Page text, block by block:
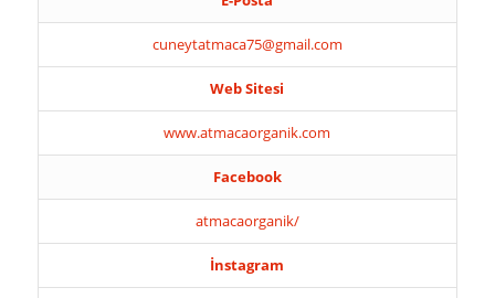
cuneytatmaca75@gmail.com
Web Sitesi
www.atmacaorganik.com
Facebook
atmacaorganik/
İnstagram